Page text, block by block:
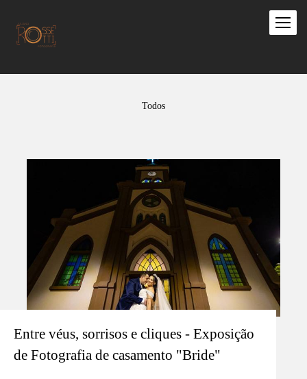
Todos
Entre véus, sorrisos e cliques - Exposição
de Fotografia de casamento "Bride"